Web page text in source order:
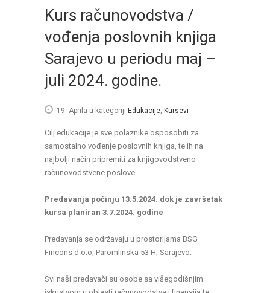
Kurs računovodstva /
vođenja poslovnih knjiga
Sarajevo u periodu maj –
juli 2024. godine.
19. Aprila u kategoriji Edukacije Kursevi
Cilj edukacije je sve polaznike osposobiti za
samostalno vođenje poslovnih knjiga, te ih na
najbolji način pripremiti za knjigovodstveno –
računovodstvene poslove.
Predavanja počinju 13.5.2024. dok je završetak
kursa planiran 3.7.2024. godine
Predavanja se održavaju u prostorijama BSG
Fincons d.o.o, Paromlinska 53 H, Sarajevo.
Svi naši predavači su osobe sa višegodišnjim